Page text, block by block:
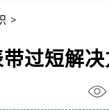
>
过短解